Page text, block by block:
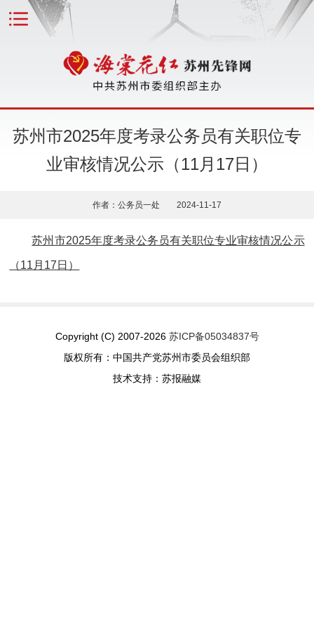
苏州市2025年度考录公务员有关职位专
业审核情况公示（11月17日）
作者：公务员一处 2024-11-17
苏州市2025年度考录公务员有关职位专业审核情况公示
（11月17日）
Copyright (C) 2007-2026 苏ICP备05034837号
版权所有：中国共产党苏州市委员会组织部
技术支持：苏报融媒